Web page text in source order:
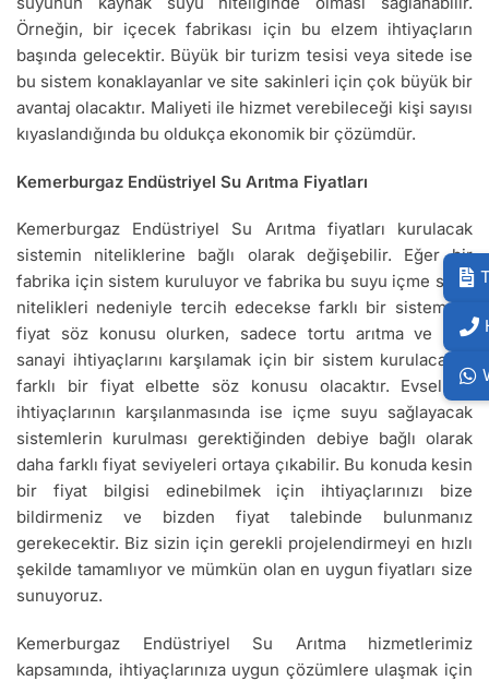
Örneğin, bir içecek fabrikası için bu elzem ihtiyaçların
başında gelecektir. Büyük bir turizm tesisi veya sitede ise
bu sistem konaklayanlar ve site sakinleri için çok büyük bir
avantaj olacaktır. Maliyeti ile hizmet verebileceği kişi sayısı
kıyaslandığında bu oldukça ekonomik bir çözümdür.
Kemerburgaz Endüstriyel Su Arıtma Fiyatları
Kemerburgaz Endüstriyel Su Arıtma fiyatları kurulacak
sistemin niteliklerine bağlı olarak değişebilir. Eğer bir
fabrika için sistem kuruluyor ve fabrika bu suyu içme suyu
nitelikleri nedeniyle tercih edecekse farklı bir sistem ve
fiyat söz konusu olurken, sadece tortu arıtma ve ağır
sanayi ihtiyaçlarını karşılamak için bir sistem kurulacaksa
farklı bir fiyat elbette söz konusu olacaktır. Evsel su
ihtiyaçlarının karşılanmasında ise içme suyu sağlayacak
sistemlerin kurulması gerektiğinden debiye bağlı olarak
daha farklı fiyat seviyeleri ortaya çıkabilir. Bu konuda kesin
bir fiyat bilgisi edinebilmek için ihtiyaçlarınızı bize
bildirmeniz ve bizden fiyat talebinde bulunmanız
gerekecektir. Biz sizin için gerekli projelendirmeyi en hızlı
şekilde tamamlıyor ve mümkün olan en uygun fiyatları size
sunuyoruz.
Kemerburgaz Endüstriyel Su Arıtma hizmetlerimiz
kapsamında, ihtiyaçlarınıza uygun çözümlere ulaşmak için